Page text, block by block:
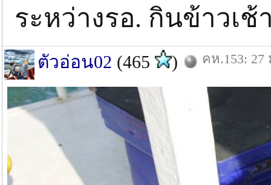
ระหว่างรอ. กินข้าวเ
ตัวอ่อน02 (465 ) คห.153: 27